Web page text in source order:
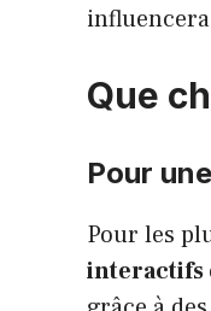
Que
Pour
Pour les
interactifs